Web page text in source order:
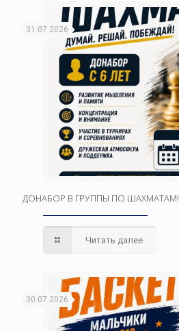
31.07.2026
ДОНАБОР В ГРУППЫ ПО ШАХМАТАМ!
Читать далее
30.07.2026